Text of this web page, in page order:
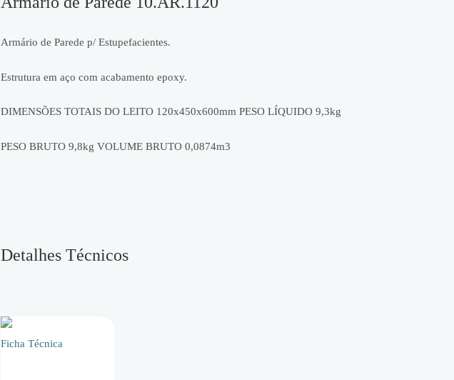
Armário de Parede p/ Estupefacientes.
Estrutura em aço com acabamento epoxy.
DIMENSÕES TOTAIS DO LEITO 120x450x600mm PESO LÍQUIDO 9,3kg
PESO BRUTO 9,8kg VOLUME BRUTO 0,0874m3
Detalhes Técnicos
Ficha Técnica